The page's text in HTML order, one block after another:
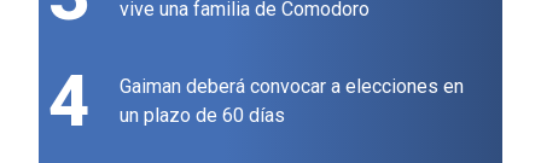
vive una familia de Comodoro
4
Gaiman deberá convocar a elecciones en
un plazo de 60 días